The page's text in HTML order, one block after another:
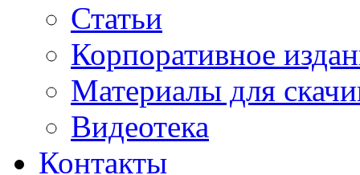
Статьи
Корпоративное
Материалы для
Видеотека
Контакты